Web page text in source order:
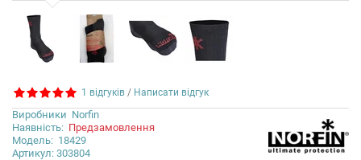
1 відгуків / Написати відгук
Виробники Norfin
Наявність: Предзамовлення
Модель: 18429
Артикул: 303804